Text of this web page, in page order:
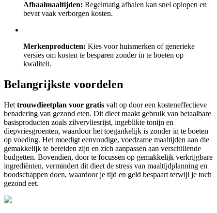
Afhaalmaaltijden: Regelmatig afhalen kan snel oplopen en
bevat vaak verborgen kosten.
Merkenproducten: Kies voor huismerken of generieke
versies om kosten te besparen zonder in te boeten op
kwaliteit.
Belangrijkste voordelen
Het trouwdieetplan voor gratis valt op door een kosteneffectieve
benadering van gezond eten. Dit dieet maakt gebruik van betaalbare
basisproducten zoals zilvervliesrijst, ingeblikte tonijn en
diepvriesgroenten, waardoor het toegankelijk is zonder in te boeten
op voeding. Het moedigt eenvoudige, voedzame maaltijden aan die
gemakkelijk te bereiden zijn en zich aanpassen aan verschillende
budgetten. Bovendien, door te focussen op gemakkelijk verkrijgbare
ingrediënten, vermindert dit dieet de stress van maaltijdplanning en
boodschappen doen, waardoor je tijd en geld bespaart terwijl je toch
gezond eet.